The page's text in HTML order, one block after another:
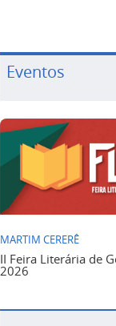
Eventos
MARTIM CERERÊ
II Feira Literária de
2026